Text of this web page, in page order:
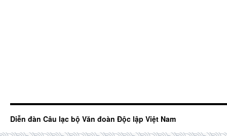
Diễn đàn Câu lạc bộ Văn đoàn Độc lập Việt Nam